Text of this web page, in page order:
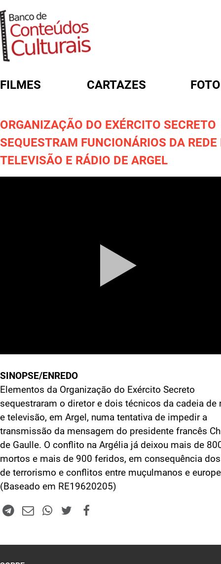
FILMES CARTAZES
ORGANIZAÇÃO DO EXÉRCITO SECRETO
SEQUESTRAM FUNCIONÁRIOS DA REDE
TELEVISÃO E RÁDIO DE ARGEL
SINOPSE/ENREDO
Elementos da Organização do Exército Secreto
sequestraram o diretor e dois técnicos da cadeia de
e televisão, em Argel, numa tentativa de impedir a
transmissão da mensagem do presidente francês
de Gaulle. O conflito na Argélia já deixou mais de
mortos e mais de 900 feridos, em consequência
de terrorismo e conflitos entre muçulmanos e
(Baseado em RE19620205)
FORMULÁRIO DE BUSCA